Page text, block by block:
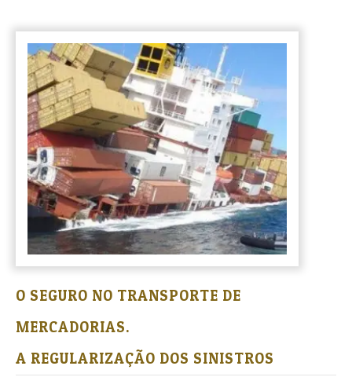
O SEGURO NO TRANSPORTE DE
MERCADORIAS.
A REGULARIZAÇÃO DOS SINISTROS